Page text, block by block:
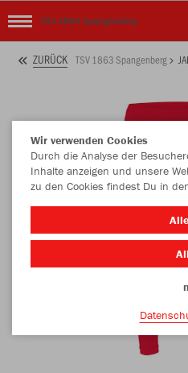
TSV 1863 Spangenberg
ZURÜCK TSV 1863 Spangenberg
Wir verwenden Cookies
Durch die Analyse der
Inhalte anzeigen und unsere
zu den Cookies findest Du in